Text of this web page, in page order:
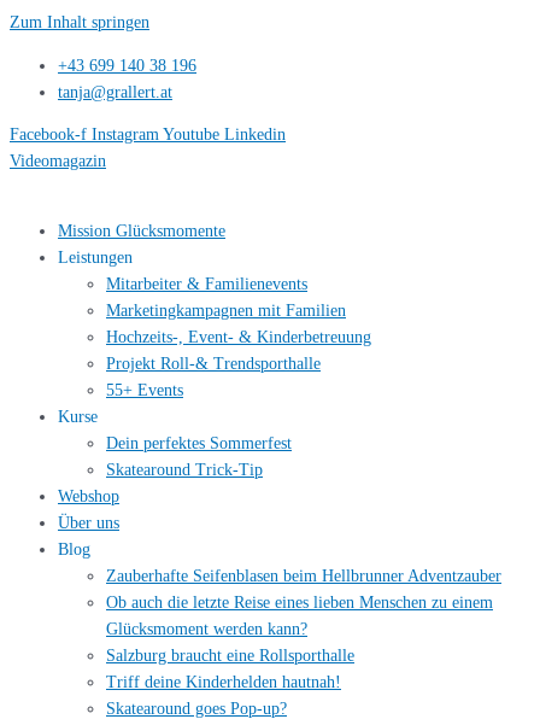
Zum Inhalt springen
+43 699 140 38 196
tanja@grallert.at
Facebook-f Instagram Youtube Linkedin
Videomagazin
Mission Glücksmomente
Leistungen
Mitarbeiter & Familienevents
Marketingkampagnen mit Familien
Hochzeits-, Event- & Kinderbetreuung
Projekt Roll-& Trendsporthalle
55+ Events
Kurse
Dein perfektes Sommerfest
Skatearound Trick-Tip
Webshop
Über uns
Blog
Zauberhafte Seifenblasen beim Hellbrunner Adventzauber
Ob auch die letzte Reise eines lieben Menschen zu einem
Glücksmoment werden kann?
Salzburg braucht eine Rollsporthalle
Triff deine Kinderhelden hautnah!
Skatearound goes Pop-up?